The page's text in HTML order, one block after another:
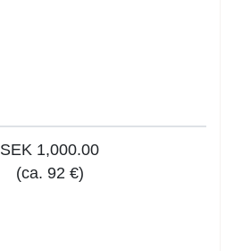
SEK 1,000.00
(ca. 92 €)